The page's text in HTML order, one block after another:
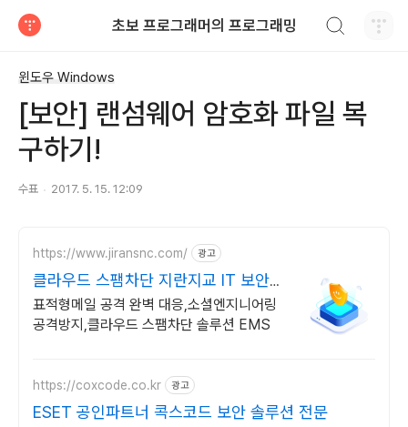
초보 프로그래머의 프로그래밍
윈도우 Windows
[보안] 랜섬웨어 암호화 파일 복
구하기!
수표 2017. 5. 15. 12:09
https://www.jiransnc.com/ 광고
클라우드 스팸차단 지란지교 IT 보안솔
루션 전문기업
표적형메일 공격 완벽 대응,소셜엔지니어링
공격방지,클라우드 스팸차단 솔루션 EMS
https://coxcode.co.kr 광고
ESET 공인파트너 콕스코드 보안 솔루션 전문